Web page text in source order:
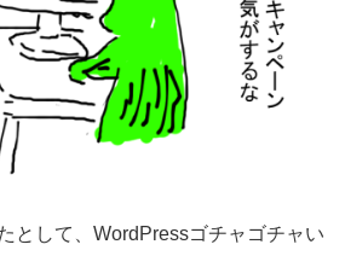
として、WordPressゴチャゴチャい